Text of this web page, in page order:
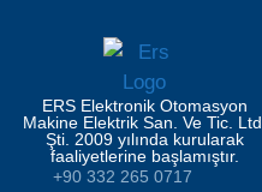
ERS Elektronik Otomasyon
Makine Elektrik San. Ve Tic. Ltd.
Şti. 2009 yılında kurularak
faaliyetlerine başlamıştır.
+90 332 265 0717